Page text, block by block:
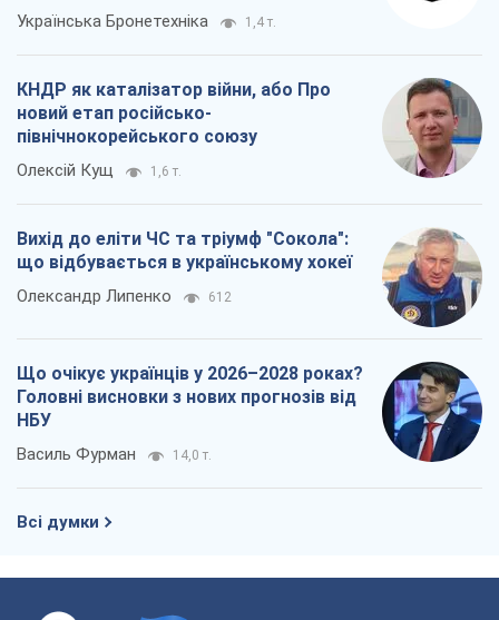
Українська Бронетехніка 1,4 т.
КНДР як каталізатор війни, або Про
новий етап російсько-
північнокорейського союзу
Олексій Кущ 1,6 т.
Вихід до еліти ЧС та тріумф "Сокола":
що відбувається в українському хокеї
Олександр Липенко 612
Що очікує українців у 2026–2028 роках?
Головні висновки з нових прогнозів від
НБУ
Василь Фурман 14,0 т.
Всі думки